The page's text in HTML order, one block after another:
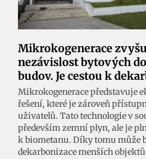
Mikrokogenerace
nezávislost bytových
budov. Je cestou k
Mikrokogenerace představuje
řešení, které je zároveň
uživatelů. Tato technologie v
především zemní plyn, ale je
k biometanu. Díky tomu může
dekarbonizace menších